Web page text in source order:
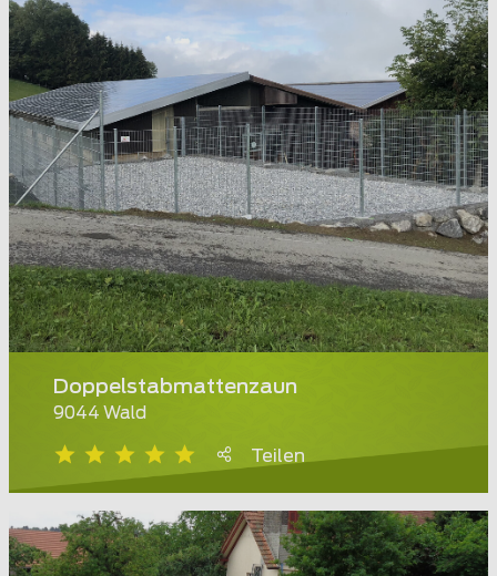
Doppelstabmattenzaun
9044 Wald
Teilen